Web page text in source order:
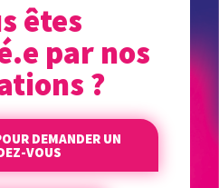
êtes
par nos
?
DEMANDER UN
VOUS